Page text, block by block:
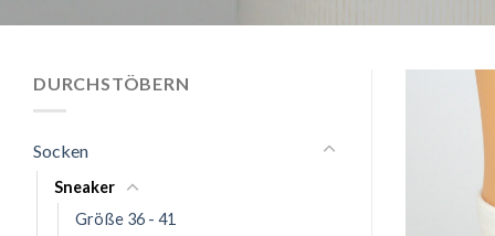
DURCHSTÖBERN
Socken
Sneaker
Größe 36 - 41